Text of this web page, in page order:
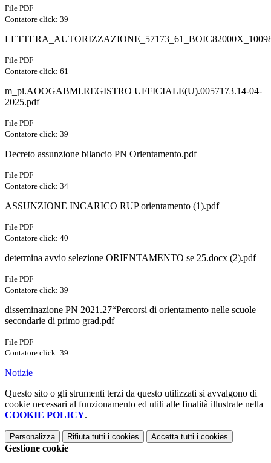
File PDF
Contatore click: 39
File PDF
Contatore click: 61
m_pi.AOOGABMI.REGISTRO UFFICIALE(U).0057173.14-04-
2025.pdf
File PDF
Contatore click: 39
Decreto assunzione bilancio PN Orientamento.pdf
File PDF
Contatore click: 34
ASSUNZIONE INCARICO RUP orientamento (1).pdf
File PDF
Contatore click: 40
determina avvio selezione ORIENTAMENTO se 25.docx (2).pdf
File PDF
Contatore click: 39
disseminazione PN 2021.27“Percorsi di orientamento nelle scuole
secondarie di primo grad.pdf
File PDF
Contatore click: 39
Notizie
Questo sito o gli strumenti terzi da questo utilizzati si avvalgono di
cookie necessari al funzionamento ed utili alle finalità illustrate nella
COOKIE POLICY.
Personalizza Rifiuta tutti i cookies Accetta tutti i cookies
Gestione cookie